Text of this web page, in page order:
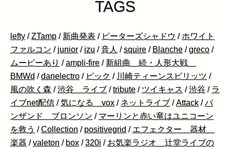
TAGS
lefty /ZTamp / 新曲発表 / ピーターズシャドウ / ホワイト
ファルコン / junior / izu /音人 /squire / Blanche /greco /
ムービーあり /ampli-fire / 新組曲 続・人形大戦
BMWd /danelectro / ピック / 川崎ティーンスピリッツ /
風の吹く森 /渋谷 ライブ /tribute / ツイキャス /渋谷 / ラ
イブnet配信 /気になる vox / ネットライブ /Attack /バ
ンザンド ブロンソン / マーリンと赤い竜はユニコーン
を救う /Collection / positivegrid / エフェクター 器材
楽器 /valeton / box /320i / お気楽ラジオ 辻堂ライブの